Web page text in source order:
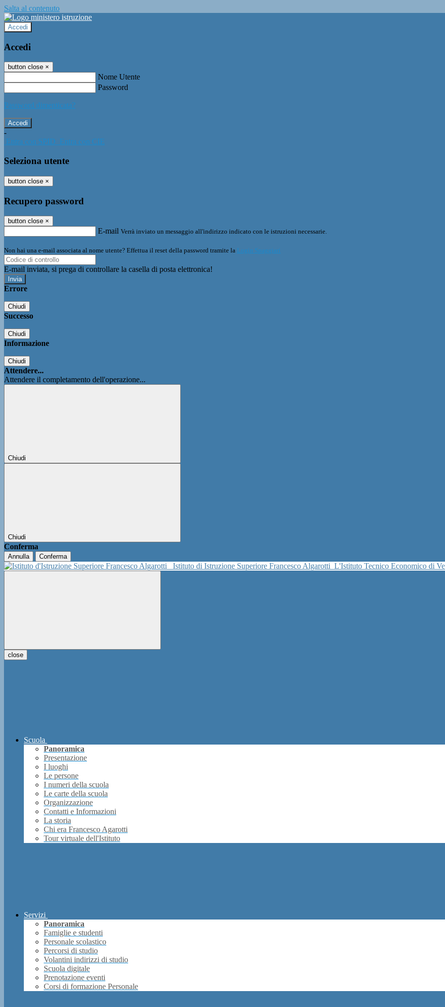
Salta al contenuto
Accedi
Accedi
button close ×
Nome Utente
Password
Password dimenticata?
-
Entra con SPID Entra con CIE
Seleziona utente
button close ×
Recupero password
button close ×
E-mail Verrà inviato un messaggio all'indirizzo indicato con le istruzioni necessarie.
Non hai una e-mail associata al nome utente? Effettua il reset della password tramite la Login Spaggiari
E-mail inviata, si prega di controllare la casella di posta elettronica!
Errore
Chiudi
Successo
Chiudi
Informazione
Chiudi
Attendere...
Attendere il completamento dell'operazione...
Chiudi
Chiudi
Conferma
Annulla Conferma
Istituto di Istruzione Superiore Francesco Algarotti L'Istituto Tecnico Economico di
close
Scuola
Panoramica
Presentazione
I luoghi
Le persone
I numeri della scuola
Le carte della scuola
Organizzazione
Contatti e Informazioni
La storia
Chi era Francesco Agarotti
Tour virtuale dell'Istituto
Servizi
Panoramica
Famiglie e studenti
Personale scolastico
Percorsi di studio
Volantini indirizzi di studio
Scuola digitale
Prenotazione eventi
Corsi di formazione Personale